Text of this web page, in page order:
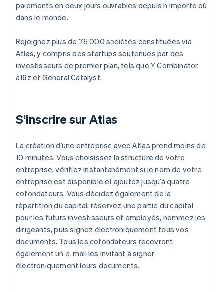
paiements en deux jours ouvrables depuis n’importe où
dans le monde.
Rejoignez plus de 75 000 sociétés constituées via
Atlas, y compris des startups soutenues par des
investisseurs de premier plan, tels que Y Combinator,
a16z et General Catalyst.
S’inscrire sur Atlas
La création d’une entreprise avec Atlas prend moins de
10 minutes. Vous choisissez la structure de votre
entreprise, vérifiez instantanément si le nom de votre
entreprise est disponible et ajoutez jusqu’à quatre
cofondateurs. Vous décidez également de la
répartition du capital, réservez une partie du capital
pour les futurs investisseurs et employés, nommez les
dirigeants, puis signez électroniquement tous vos
documents. Tous les cofondateurs recevront
également un e-mail les invitant à signer
électroniquement leurs documents.